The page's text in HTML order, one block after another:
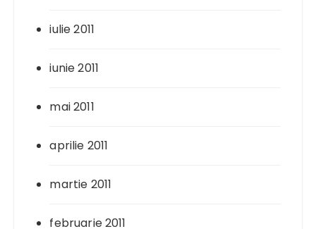
iulie 2011
iunie 2011
mai 2011
aprilie 2011
martie 2011
februarie 2011